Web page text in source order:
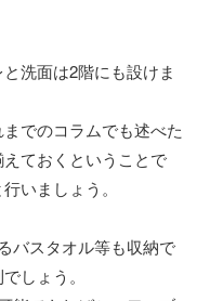
洗面は2階にも設けま
でのコラムでも述べた
ておくということで
いましょう。
バスタオル等も収納で
しょう。